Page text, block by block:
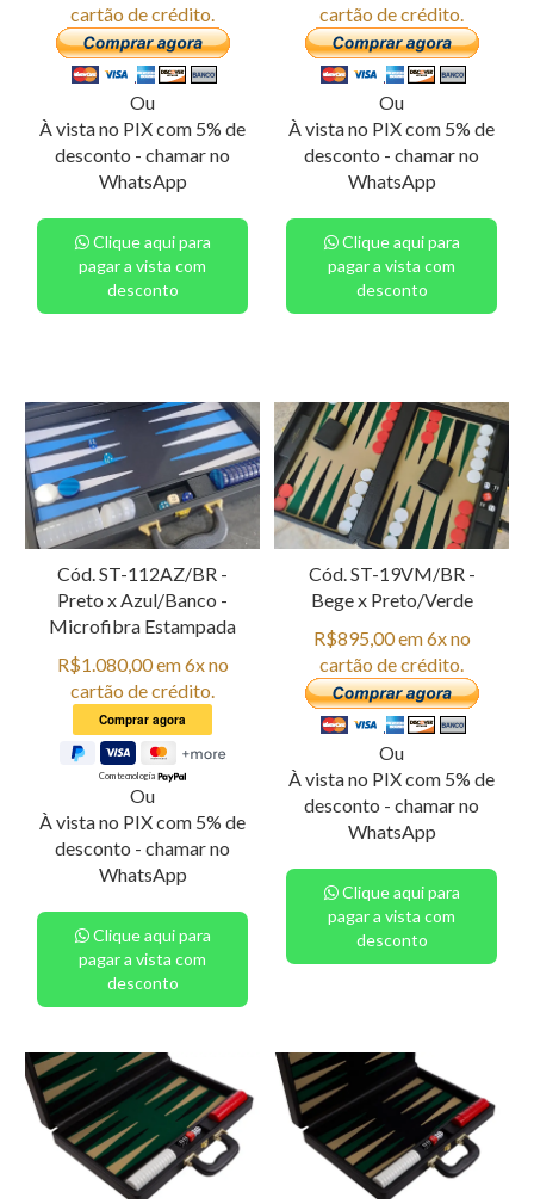
cartão de crédito.
Ou
À vista no PIX com 5% de
desconto - chamar no
WhatsApp
Clique aqui para
pagar a vista com
desconto
cartão de crédito.
Ou
À vista no PIX com 5% de
desconto - chamar no
WhatsApp
Clique aqui para
pagar a vista com
desconto
Cód. ST-112AZ/BR -
Preto x Azul/Banco -
Microfibra Estampada
R$1.080,00 em 6x no
cartão de crédito.
Com tecnologia
Ou
À vista no PIX com 5% de
desconto - chamar no
WhatsApp
Clique aqui para
pagar a vista com
desconto
Cód. ST-19VM/BR -
Bege x Preto/Verde
R$895,00 em 6x no
cartão de crédito.
Ou
À vista no PIX com 5% de
desconto - chamar no
WhatsApp
Clique aqui para
pagar a vista com
desconto